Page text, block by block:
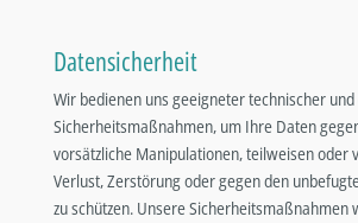
Datensicherheit
Wir bedienen uns geeigneter technischer
Sicherheitsmaßnahmen, um Ihre Daten
vorsätzliche Manipulationen, teilweisen oder
Verlust, Zerstörung oder gegen den
zu schützen. Unsere Sicherheitsmaßnahmen